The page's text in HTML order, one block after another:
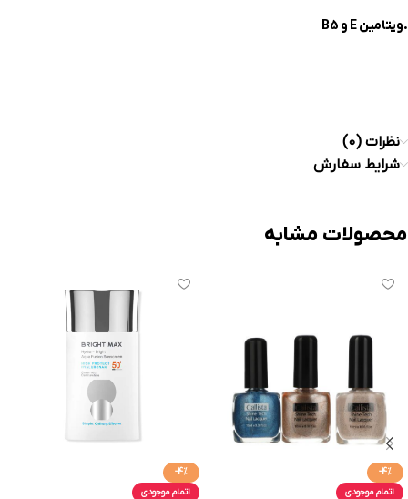
.ویتامین E و B5
نظرات (0)
شرایط سفارش
محصولات مشابه
-4%
اتمام موجودی
-4%
اتمام موجودی